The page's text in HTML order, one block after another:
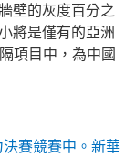
壁的灰度百分之
將是僅有的亞洲
項目中，為中國
賽競賽中。新華